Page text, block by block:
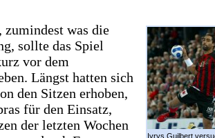
Ivrys Guilbert
zumindest was die
sollte das Spiel
vor dem
Längst hatten sich
den Sitzen erhoben,
für den Einsatz,
der letzten Wochen